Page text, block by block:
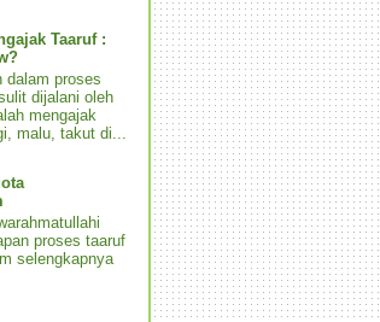
Taaruf :
dalam proses
dijalani oleh
mengajak
malu, takut di...
proses taaruf
selengkapnya